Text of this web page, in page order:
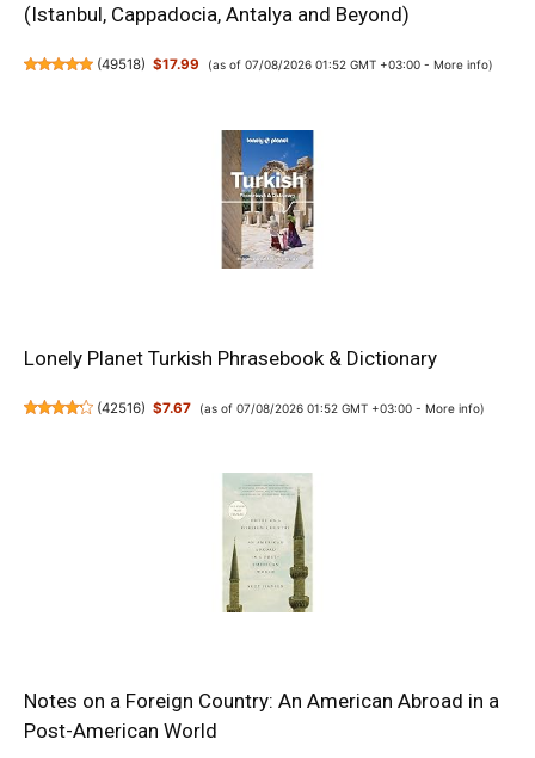
(Istanbul, Cappadocia, Antalya and Beyond)
(49518) $17.99 (as of 07/08/2026 01:52 GMT +03:00 - More info)
Lonely Planet Turkish Phrasebook & Dictionary
(42516) $7.67 (as of 07/08/2026 01:52 GMT +03:00 - More info)
Notes on a Foreign Country: An American Abroad in a
Post-American World